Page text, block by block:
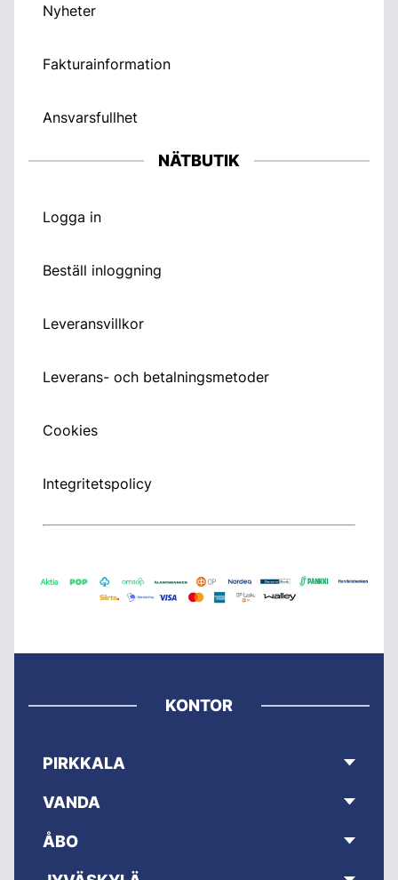
Nyheter
Fakturainformation
Ansvarsfullhet
NÄTBUTIK
Logga in
Beställ inloggning
Leveransvillkor
Leverans- och betalningsmetoder
Cookies
Integritetspolicy
KONTOR
PIRKKALA
VANDA
ÅBO